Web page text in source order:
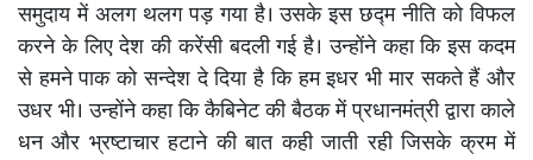
समुदाय में अलग थलग पड़ गया है। उसके इस छद्म नीति को विफल
करने के लिए देश की करेंसी बदली गई है। उन्होंने कहा कि इस कदम
से हमने पाक को सन्देश दे दिया है कि हम इधर भी मार सकते हैं और
उधर भी। उन्होंने कहा कि कैबिनेट की बैठक में प्रधानमंत्री द्वारा काले
धन और भ्रष्टाचार हटाने की बात कही जाती रही जिसके क्रम में